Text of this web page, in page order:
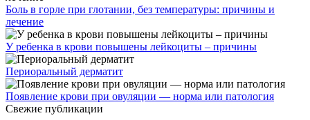
Боль в горле при глотании, без температуры: причины и
лечение
У ребенка в крови повышены лейкоциты – причины
Периоральный дерматит
Появление крови при овуляции — норма или патология
Свежие публикации